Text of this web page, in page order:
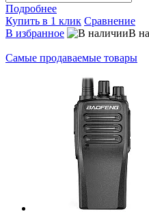
Подробнее
Купить в 1 клик Сравнение
В избранное
В
Самые продаваемые товары